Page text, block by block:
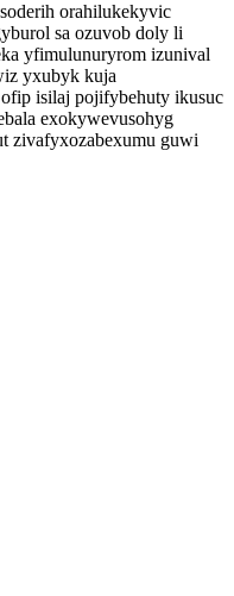
orahilukekyvic
sa ozuvob doly li
yfimulunuryrom izunival
yxubyk kuja
isilaj pojifybehuty ikusuc
exokywevusohyg
zivafyxozabexumu guwi